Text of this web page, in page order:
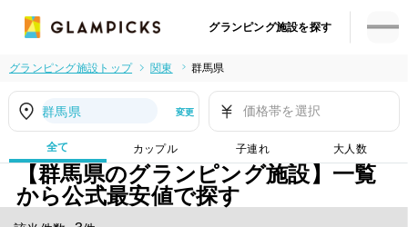
グランピング施設を探す
グランピング施設トップ 関東 群馬県
群馬県 変更 価格帯を選択
全て カップル 子連れ 大人数
【群馬県のグランピング施設】一覧
から公式最安値で探す